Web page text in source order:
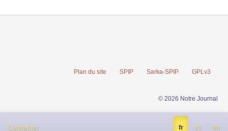
Plan du site SPIP Sarka-SPIP GPLv3
© 2026 Notre Journal
Connexion fr es en